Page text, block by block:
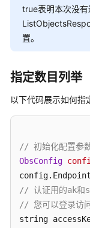
口
关
口
象
础
操
作
上
true表明本次没
置。
指定数目列举
以下代码展示如何指
// 初始化配置参
ObsConfig
// 认证用的ak和
// 您可以登录访
string